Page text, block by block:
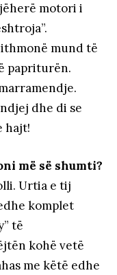
motori i
mund të
papriturën.
dhe di se
hajt!
më së shumti?
Urtia e tij
komplet
të
kohë vetë
me këtë edhe